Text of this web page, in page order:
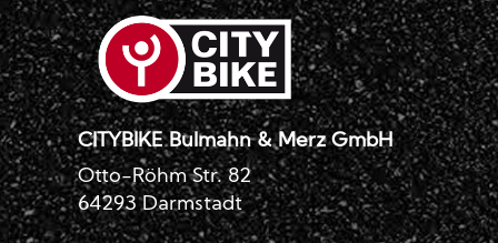
CITYBIKE Bulmahn & Merz GmbH
Otto-Röhm Str. 82
64293 Darmstadt